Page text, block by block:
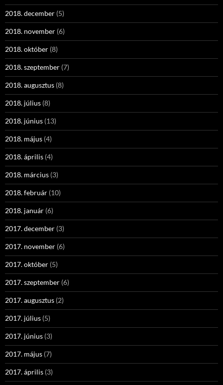
2018. december (5)
2018. november (6)
2018. október (8)
2018. szeptember (7)
2018. augusztus (8)
2018. július (8)
2018. június (13)
2018. május (4)
2018. április (4)
2018. március (3)
2018. február (10)
2018. január (6)
2017. december (3)
2017. november (6)
2017. október (5)
2017. szeptember (6)
2017. augusztus (2)
2017. július (5)
2017. június (3)
2017. május (7)
2017. április (3)